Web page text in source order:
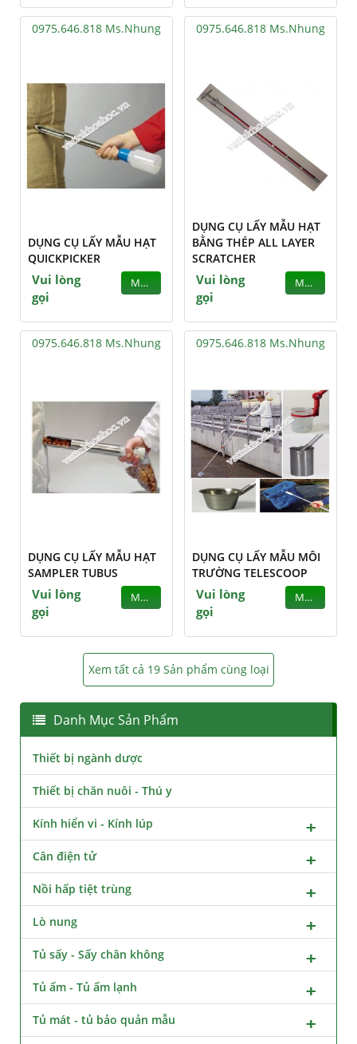
0975.646.818 Ms.Nhung
DỤNG CỤ LẤY MẪU HẠT
QUICKPICKER
Vui lòng
gọi
MUA
0975.646.818 Ms.Nhung
DỤNG CỤ LẤY MẪU HẠT
BẰNG THÉP ALL LAYER
SCRATCHER
Vui lòng
gọi
MUA
0975.646.818 Ms.Nhung
DỤNG CỤ LẤY MẪU HẠT
SAMPLER TUBUS
Vui lòng
gọi
MUA
0975.646.818 Ms.Nhung
DỤNG CỤ LẤY MẪU MÔI
TRƯỜNG TELESCOOP
Vui lòng
gọi
MUA
Xem tất cả 19 Sản phẩm cùng loại
Danh Mục Sản Phẩm
Thiết bị ngành dược
Thiết bị chăn nuôi - Thú y
Kính hiển vi - Kính lúp
Cân điện tử
Nồi hấp tiệt trùng
Lò nung
Tủ sấy - Sấy chân không
Tủ ấm - Tủ ấm lạnh
Tủ mát - tủ bảo quản mẫu